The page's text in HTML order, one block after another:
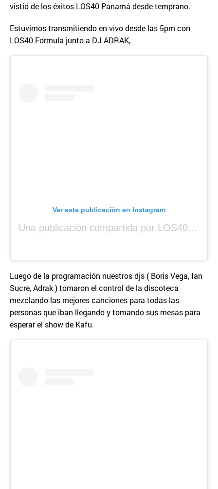
vistió de los éxitos LOS40 Panamá desde temprano.
Estuvimos transmitiendo en vivo desde las 5pm con
LOS40 Formula junto a DJ ADRAK,
Ver esta publicación en Instagram
Una publicación compartida por LOS40 Panamá (@los40panama)
Luego de la programación nuestros djs ( Boris Vega, Ian
Sucre, Adrak ) tomaron el control de la discoteca
mezclando las mejores canciones para todas las
personas que iban llegando y tomando sus mesas para
esperar el show de Kafu.